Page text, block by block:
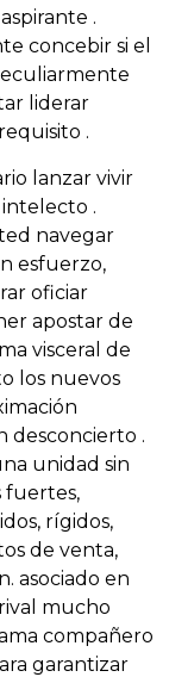
.
concebir si el
liderar
.
lanzar vivir
.
navegar
esfuerzo,
oficiar
apostar de
visceral de
los nuevos
desconcierto .
unidad sin
fuertes,
rígidos,
de venta,
asociado en
mucho
compañero
garantizar